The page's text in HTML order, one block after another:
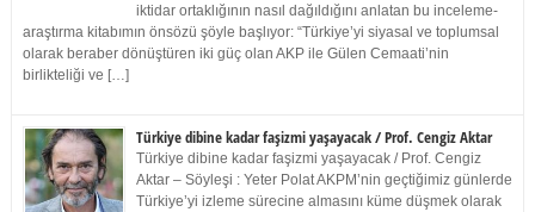
iktidar ortaklığının nasıl dağıldığını anlatan bu inceleme-
araştırma kitabımın önsözü şöyle başlıyor: “Türkiye’yi siyasal ve toplumsal
olarak beraber dönüştüren iki güç olan AKP ile Gülen Cemaati’nin
birlikteliği ve […]
Türkiye dibine kadar faşizmi yaşayacak / Prof. Cengiz Aktar
Türkiye dibine kadar faşizmi yaşayacak / Prof. Cengiz
Aktar – Söyleşi : Yeter Polat AKPM’nin geçtiğimiz günlerde
Türkiye’yi izleme sürecine almasını küme düşmek olarak